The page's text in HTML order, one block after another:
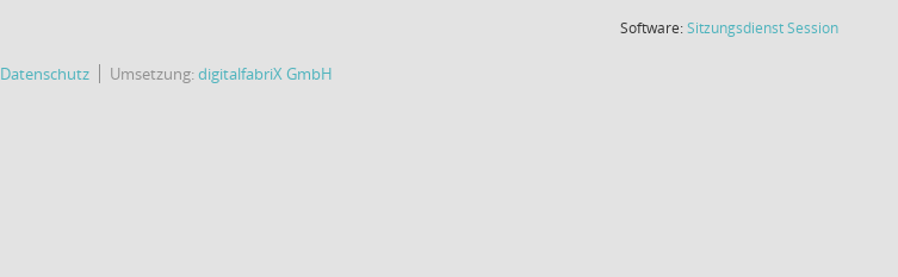
Software:SitzungsdienstSession(Wird in
Datenschutz Umsetzung:digitalfabriX GmbH